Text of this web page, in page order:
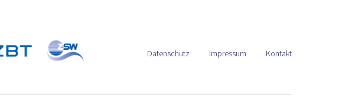
Datenschutz Impressum Kontakt